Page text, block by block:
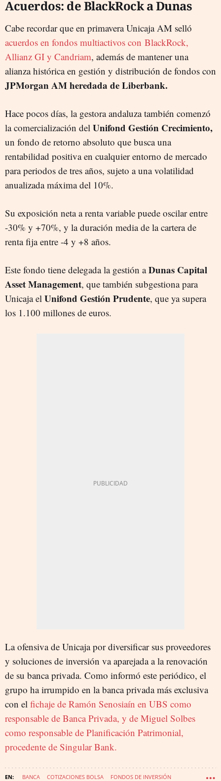
Acuerdos: de BlackRock a Dunas
Cabe recordar que en primavera Unicaja AM selló
acuerdos en fondos multiactivos con BlackRock,
Allianz GI y Candriam, además de mantener una
alianza histórica en gestión y distribución de fondos con
JPMorgan AM heredada de Liberbank.
Hace pocos días, la gestora andaluza también comenzó
la comercialización del Unifond Gestión Crecimiento,
un fondo de retorno absoluto que busca una
rentabilidad positiva en cualquier entorno de mercado
para periodos de tres años, sujeto a una volatilidad
anualizada máxima del 10%.
Su exposición neta a renta variable puede oscilar entre
-30% y +70%, y la duración media de la cartera de
renta fija entre -4 y +8 años.
Este fondo tiene delegada la gestión aDunas Capital
Asset Management, que también subgestiona para
Unicaja el Unifond Gestión Prudente, que ya supera
los 1.100 millones de euros.
La ofensiva de Unicaja por diversificar sus proveedores
y soluciones de inversión va aparejada a la renovación
de su banca privada. Como informó este periódico, el
grupo ha irrumpido en la banca privada más exclusiva
con el fichaje de Ramón Senosiaín en UBS como
responsable de Banca Privada, y de Miguel Solbes
como responsable de Planificación Patrimonial,
procedente de Singular Bank.
BANCA COTIZACIONES BOLSA FONDOS DE INVERSIÓN